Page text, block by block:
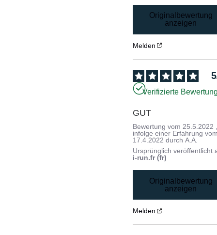
Originalbewertung
anzeigen
Melden
5
Verifizierte
GUT
Bewertung vom 25.5.2022
infolge einer Erfahrung
17.4.2022 durchA.A.
Ursprünglich veröffentlicht
i-run.fr (fr)
Originalbewertung
anzeigen
Melden